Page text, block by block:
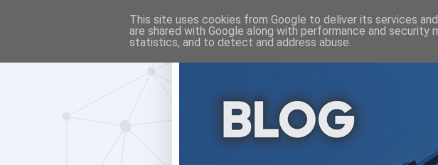
This site uses cookies from Google to deliver its services
are shared with Google along with performance and
statistics, and to detect and address abuse.